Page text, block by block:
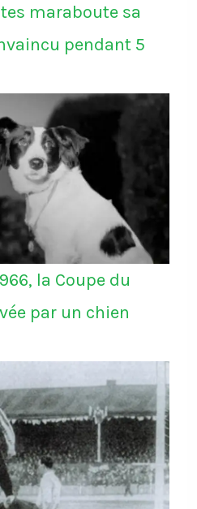
maraboute sa
pendant 5
la Coupe du
par un chien